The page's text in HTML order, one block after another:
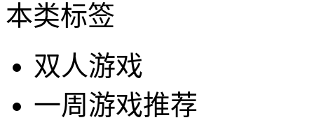
本类标签
双人游戏
一周游戏推荐